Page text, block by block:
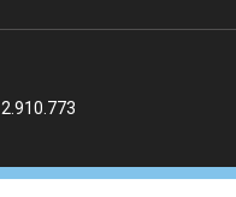
2.910.773